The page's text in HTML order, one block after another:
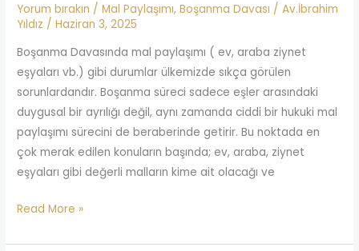
Yorum bırakın /Mal Paylaşımı,Boşanma Davası /Av.İbrahim
Yıldız /Haziran 3, 2025
Boşanma Davasında mal paylaşımı ( ev, araba ziynet
eşyaları vb.) gibi durumlar ülkemizde sıkça görülen
sorunlardandır. Boşanma süreci sadece eşler arasındaki
duygusal bir ayrılığı değil, aynı zamanda ciddi bir hukuki mal
paylaşımı sürecini de beraberinde getirir. Bu noktada en
çok merak edilen konuların başında; ev, araba, ziynet
eşyaları gibi değerli malların kime ait olacağı ve
Read More »